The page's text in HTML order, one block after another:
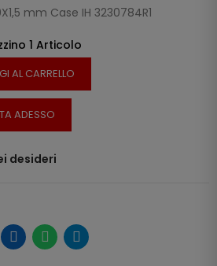
mm Case IH 3230784R1
1 Articolo
AL CARRELLO
ADESSO
desideri